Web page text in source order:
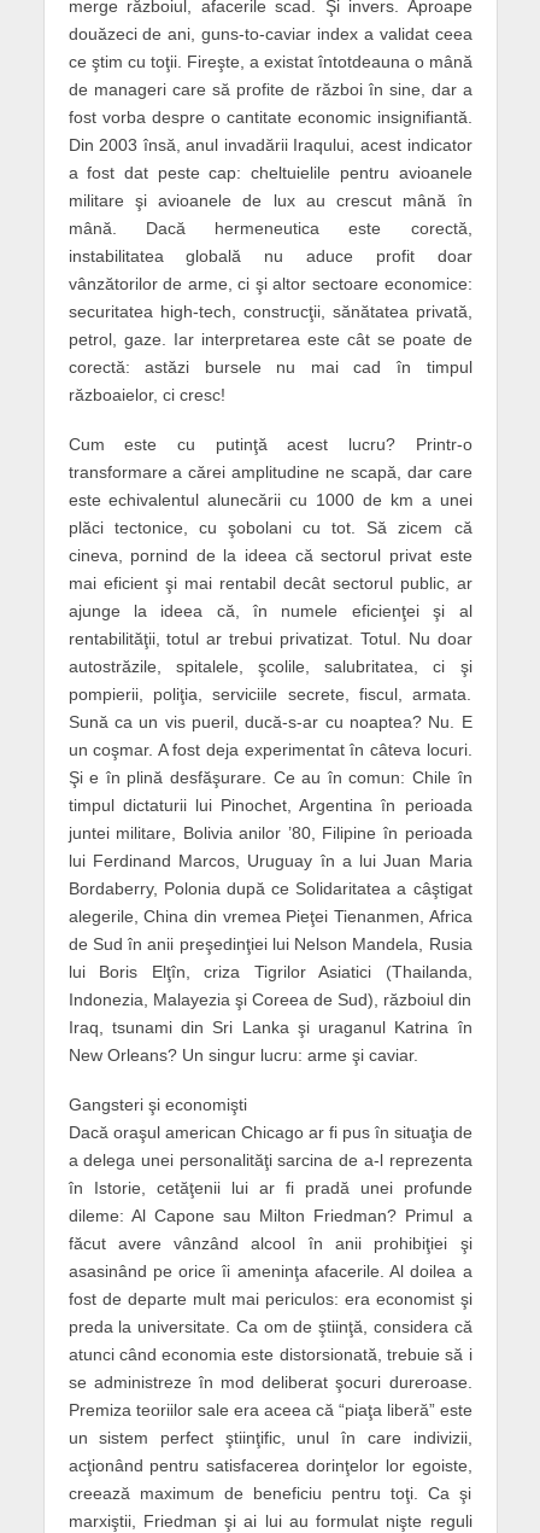
merge războiul, afacerile scad. Şi invers. Aproape
douăzeci de ani, guns-to-caviar index a validat ceea
ce ştim cu toţii. Fireşte, a existat întotdeauna o mână
de manageri care să profite de război în sine, dar a
fost vorba despre o cantitate economic insignifiantă.
Din 2003 însă, anul invadării Iraqului, acest indicator
a fost dat peste cap: cheltuielile pentru avioanele
militare şi avioanele de lux au crescut mână în
mână. Dacă hermeneutica este corectă,
instabilitatea globală nu aduce profit doar
vânzătorilor de arme, ci şi altor sectoare economice:
securitatea high-tech, construcţii, sănătatea privată,
petrol, gaze. Iar interpretarea este cât se poate de
corectă: astăzi bursele nu mai cad în timpul
războaielor, ci cresc!
Cum este cu putinţă acest lucru? Printr-o
transformare a cărei amplitudine ne scapă, dar care
este echivalentul alunecării cu 1000 de km a unei
plăci tectonice, cu şobolani cu tot. Să zicem că
cineva, pornind de la ideea că sectorul privat este
mai eficient şi mai rentabil decât sectorul public, ar
ajunge la ideea că, în numele eficienţei şi al
rentabilităţii, totul ar trebui privatizat. Totul. Nu doar
autostrăzile, spitalele, şcolile, salubritatea, ci şi
pompierii, poliţia, serviciile secrete, fiscul, armata.
Sună ca un vis pueril, ducă-s-ar cu noaptea? Nu. E
un coşmar. A fost deja experimentat în câteva locuri.
Şi e în plină desfăşurare. Ce au în comun: Chile în
timpul dictaturii lui Pinochet, Argentina în perioada
juntei militare, Bolivia anilor ’80, Filipine în perioada
lui Ferdinand Marcos, Uruguay în a lui Juan Maria
Bordaberry, Polonia după ce Solidaritatea a câştigat
alegerile, China din vremea Pieţei Tienanmen, Africa
de Sud în anii preşedinţiei lui Nelson Mandela, Rusia
lui Boris Elţîn, criza Tigrilor Asiatici (Thailanda,
Indonezia, Malayezia şi Coreea de Sud), războiul din
Iraq, tsunami din Sri Lanka şi uraganul Katrina în
New Orleans? Un singur lucru: arme şi caviar.
Gangsteri şi economişti
Dacă oraşul american Chicago ar fi pus în situaţia de
a delega unei personalităţi sarcina de a-l reprezenta
în Istorie, cetăţenii lui ar fi pradă unei profunde
dileme: Al Capone sau Milton Friedman? Primul a
făcut avere vânzând alcool în anii prohibiţiei şi
asasinând pe orice îi ameninţa afacerile. Al doilea a
fost de departe mult mai periculos: era economist şi
preda la universitate. Ca om de ştiinţă, considera că
atunci când economia este distorsionată, trebuie să i
se administreze în mod deliberat şocuri dureroase.
Premiza teoriilor sale era aceea că “piaţa liberă” este
un sistem perfect ştiinţific, unul în care indivizii,
acţionând pentru satisfacerea dorinţelor lor egoiste,
creează maximum de beneficiu pentru toţi. Ca şi
marxiştii, Friedman şi ai lui au formulat nişte reguli